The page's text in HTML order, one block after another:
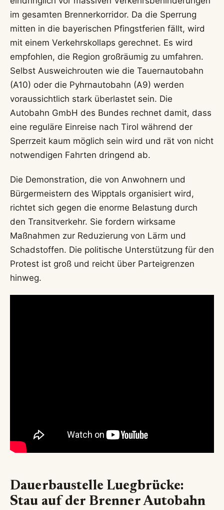
im gesamten Brennerkorridor. Da die Sperrung
mitten in die bayerischen Pfingstferien fällt, wird
mit einem Verkehrskollaps gerechnet. Es wird
empfohlen, die Region großräumig zu umfahren.
Selbst Ausweichrouten wie die Tauernautobahn
(A10) oder die Pyhrnautobahn (A9) werden
voraussichtlich stark überlastet sein. Die
Autobahn GmbH des Bundes rechnet damit, dass
eine reguläre Einreise nach Tirol während der
Sperrzeit kaum möglich sein wird und rät von nicht
notwendigen Fahrten dringend ab.
Die Demonstration, die von Anwohnern und
Bürgermeistern des Wipptals organisiert wird,
richtet sich gegen die enorme Belastung durch
den Transitverkehr. Sie fordern wirksame
Maßnahmen zur Reduzierung von Lärm und
Schadstoffen. Die politische Unterstützung für den
Protest ist groß und reicht über Parteigrenzen
hinweg.
Dauerbaustelle Luegbrücke:
Stau auf der Brenner Autobahn